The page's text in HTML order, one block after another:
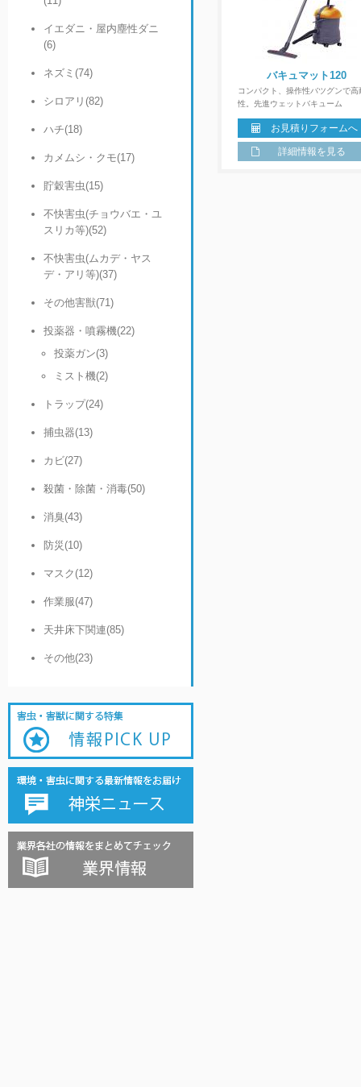
イエダニ・屋内塵性ダニ
(6)
ネズミ(74)
シロアリ(82)
ハチ(18)
カメムシ・クモ(17)
貯穀害虫(15)
不快害虫(チョウバエ・ユ
スリカ等)(52)
不快害虫(ムカデ・ヤス
デ・アリ等)(37)
その他害獣(71)
投薬器・噴霧機(22)
投薬ガン(3)
ミスト機(2)
トラップ(24)
捕虫器(13)
カビ(27)
殺菌・除菌・消毒(50)
消臭(43)
防災(10)
マスク(12)
作業服(47)
天井床下関連(85)
その他(23)
バキュマット120
コンパクト、操作性バツグンで高
性。先進ウェットバキューム
お見積りフォームへ
詳細情報を見る